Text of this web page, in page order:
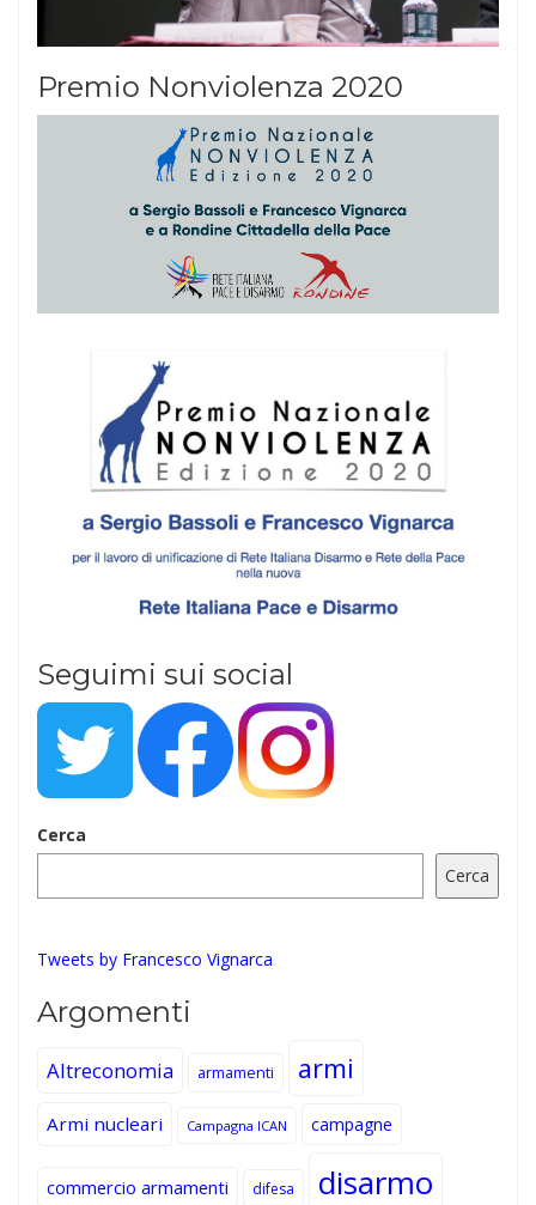
Premio Nonviolenza 2020
Seguimi sui social
Cerca
Cerca
Tweets by Francesco Vignarca
Argomenti
Altreconomia armamenti armi
Armi nucleari Campagna ICAN campagne
commercio armamenti difesa disarmo